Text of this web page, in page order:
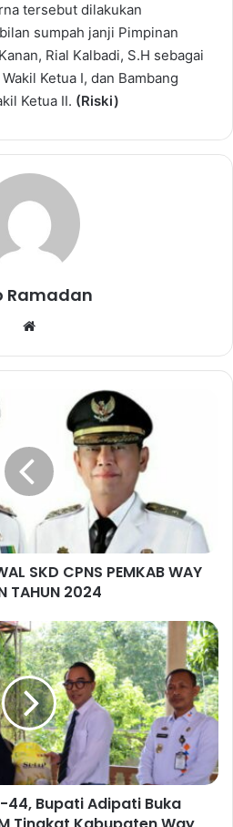
tersebut dilakukan
sumpah janji Pimpinan
Rial Kalbadi, S.H sebagai
Ketua I, dan Bambang
Ketua II. (Riski)
Ramadan
te
SKD CPNS PEMKAB WAY
TAHUN 2024
44, Bupati Adipati Buka